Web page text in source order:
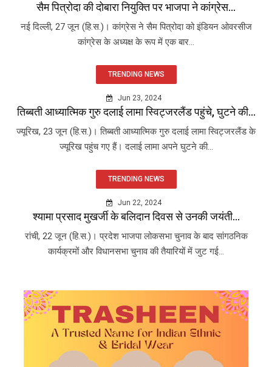
सैम पित्रोदा की दोबारा नियुक्ति पर भाजपा ने कांग्रेस...
नई दिल्ली, 27 जून (हि.स.)। कांग्रेस ने सैम पित्रोदा को इंडियन ओवरसीज
कांग्रेस के अध्यक्ष के रूप में एक बार...
TRENDING NEWS
Jun 23, 2024
तिब्बती आध्यात्मिक गुरु दलाई लामा स्विट्जरलैंड पहुंचे, घुटने की...
ज्यूरिख, 23 जून (हि.स.)। तिब्बती आध्यात्मिक गुरु दलाई लामा स्विट्जरलैंड के
ज्यूरिख पहुंच गए हैं। दलाई लामा अपने घुटने की...
TRENDING NEWS
Jun 22, 2024
श्यामा प्रसाद मुखर्जी के बलिदान दिवस से उनकी जयंती...
रांची, 22 जून (हि.स.)। प्रदेश भाजपा लोकसभा चुनाव के बाद सांगठनिक
कार्यक्रमों और विधानसभा चुनाव की तैयारियों में जुट गई...